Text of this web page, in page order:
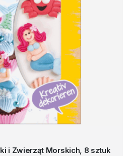
i Zwierząt Morskich, 8 sztuk